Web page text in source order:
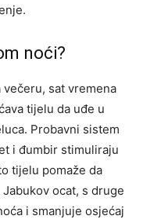
noći?
večeru, sat vremena
tijelu da uđe u
Probavni sistem
i đumbir stimuliraju
tijelu pomaže da
ocat, s druge
i smanjuje osjećaj